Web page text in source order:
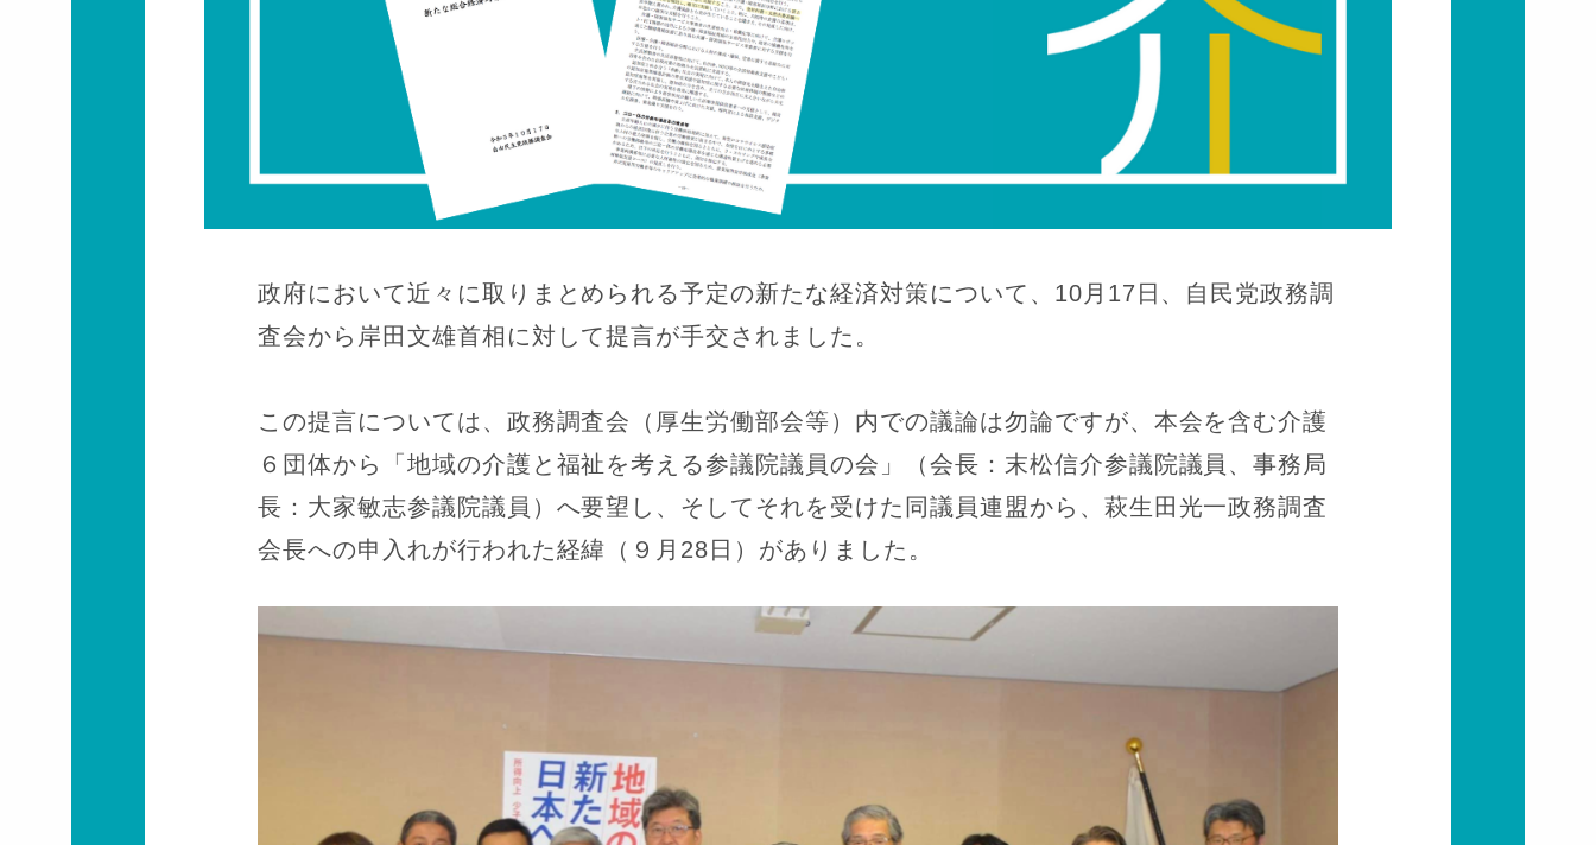
政府において近々に取りまとめられる予定の新たな経済対策について、10月17日、自民党政務調
査会から岸田文雄首相に対して提言が手交されました。
この提言については、政務調査会（厚生労働部会等）内での議論は勿論ですが、本会を含む介護
６団体から「地域の介護と福祉を考える参議院議員の会」（会長：末松信介参議院議員、事務局
長：大家敏志参議院議員）へ要望し、そしてそれを受けた同議員連盟から、萩生田光一政務調査
会長への申入れが行われた経緯（９月28日）がありました。